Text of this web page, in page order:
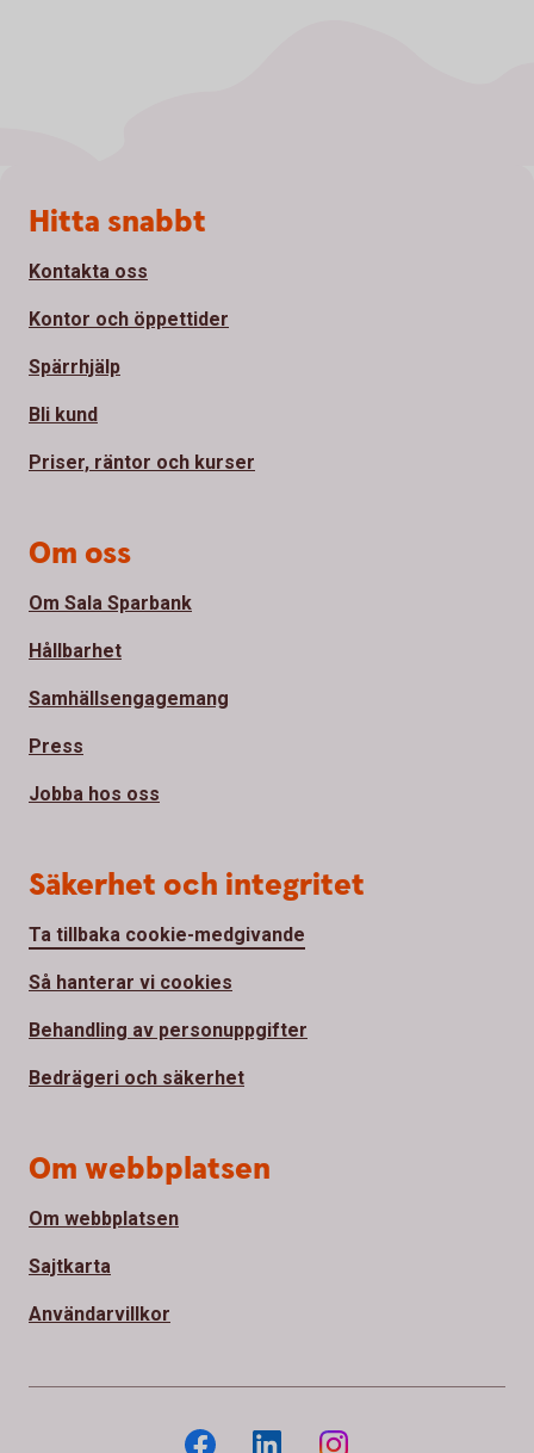
Sidfot
Hitta snabbt
Kontakta oss
Kontor och öppettider
Spärrhjälp
Bli kund
Priser, räntor och kurser
Om oss
Om Sala Sparbank
Hållbarhet
Samhällsengagemang
Press
Jobba hos oss
Säkerhet och integritet
Ta tillbaka cookie-medgivande
Så hanterar vi cookies
Behandling av personuppgifter
Bedrägeri och säkerhet
Om webbplatsen
Om webbplatsen
Sajtkarta
Användarvillkor